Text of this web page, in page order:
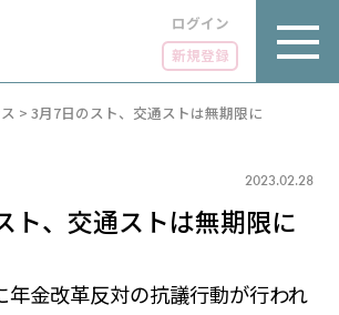
ログイン
新規登録
> 3月7日のスト、交通ストは無期限に
2023.02.28
ト、交通ストは無期限に
年金改革反対の抗議行動が行われ